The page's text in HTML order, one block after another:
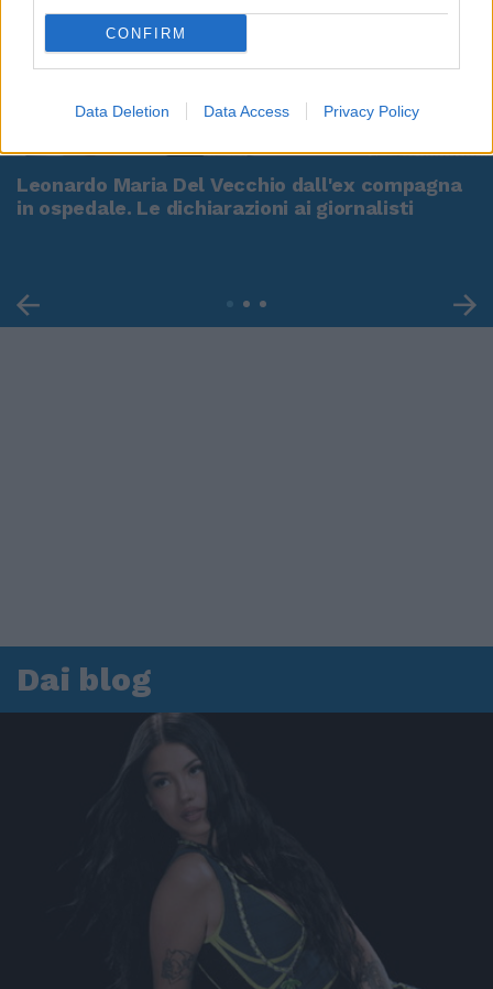
CONFIRM
Data Deletion Data Access Privacy Policy
Leonardo Maria Del Vecchio dall'ex compagna
in ospedale. Le dichiarazioni ai giornalisti
Dai blog